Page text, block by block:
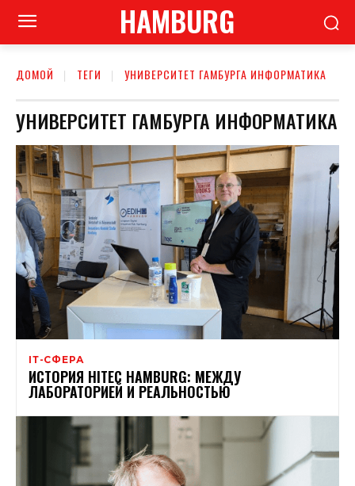
HAMBURG
ДОМОЙ ТЕГИ УНИВЕРСИТЕТ ГАМБУРГА ИНФОРМАТИКА
УНИВЕРСИТЕТ ГАМБУРГА ИНФОРМАТИКА
ІТ-СФЕРА
ИСТОРИЯ HITEC HAMBURG: МЕЖДУ
ЛАБОРАТОРИЕЙ И РЕАЛЬНОСТЬЮ